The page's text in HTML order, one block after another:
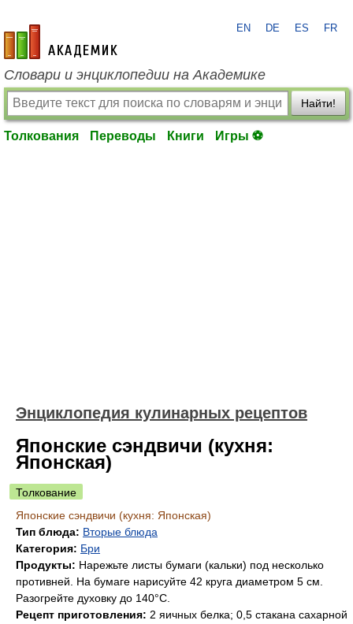
academic.ru
EN DE ES FR
Словари и энциклопедии на Академике
Найти!
Толкования Переводы Книги Игры ⚽
Энциклопедия кулинарных рецептов
Японские сэндвичи (кухня:
Японская)
Толкование
Японские сэндвичи (кухня: Японская)
Тип блюда: Вторые блюда
Категория: Бри
Продукты: Нарежьте листы бумаги (кальки) под несколько
противней. На бумаге нарисуйте 42 круга диаметром 5 см.
Разогрейте духовку до 140°С.
Рецепт приготовления: 2 яичных белка; 0,5 стакана сахарной